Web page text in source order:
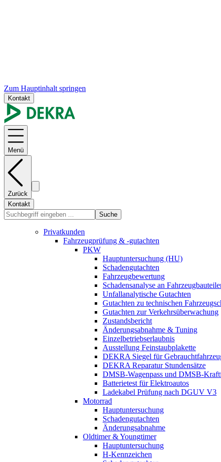
Zum Hauptinhalt springen
Kontakt
Menü
Zurück
Kontakt
Suche
Privatkunden
Fahrzeugprüfung & -gutachten
PKW
Hauptuntersuchung (HU)
Schadengutachten
Fahrzeugbewertung
Schadensanalyse an
Unfallanalytische Gutachten
Gutachten zu technischen
Gutachten zur Verkehrsüberwachung
Zustandsbericht
Änderungsabnahme & Tuning
Einzelbetriebserlaubnis
Ausstellung Feinstaubplakette
DEKRA Siegel für
DEKRA Reparatur Stundensätze
DMSB-Wagenpass und DMSB-
Batterietest für Elektroautos
Ladekabel Prüfung nach DGUV V3
Motorrad
Hauptuntersuchung
Schadengutachten
Änderungsabnahme
Oldtimer & Youngtimer
Hauptuntersuchung
H-Kennzeichen